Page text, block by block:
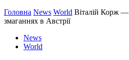
Головна News World Віталій Корж —
змаганнях в Австрії
News
World